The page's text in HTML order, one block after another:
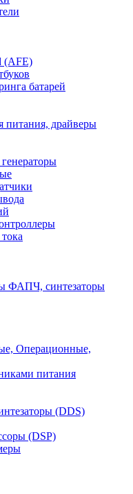
(AFE)
батарей
питания, драйверы
ФАПЧ, синтезаторы
Операционные,
питания
(DDS)
(DSP)